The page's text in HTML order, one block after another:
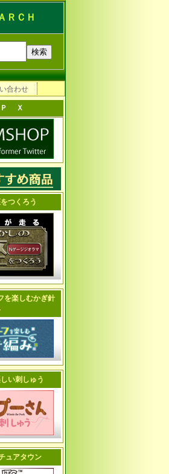
ＲＣＨ
合わせ
Ｐ Ｘ
つくろう
を楽しむかぎ針
い刺しゅう
ュアタウン